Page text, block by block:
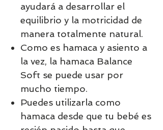
ayudará a desarrollar el
equilibrio y la motricidad de
manera totalmente natural.
Como es hamaca y asiento a
la vez, la hamaca Balance
Soft se puede usar por
mucho tiempo.
Puedes utilizarla como
hamaca desde que tu bebé es